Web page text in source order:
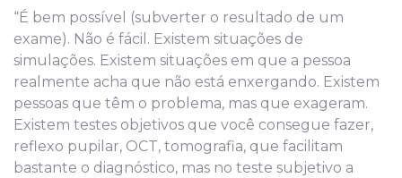
“É bem possível (subverter o resultado de um
exame). Não é fácil. Existem situações de
simulações. Existem situações em que a pessoa
realmente acha que não está enxergando. Existem
pessoas que têm o problema, mas que exageram.
Existem testes objetivos que você consegue fazer,
reflexo pupilar, OCT, tomografia, que facilitam
bastante o diagnóstico, mas no teste subjetivo a